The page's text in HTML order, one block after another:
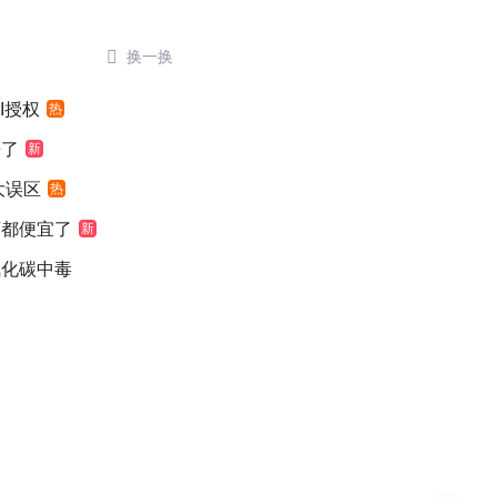
 换一换
授权 热
新
误区 热
便宜了 新
碳中毒